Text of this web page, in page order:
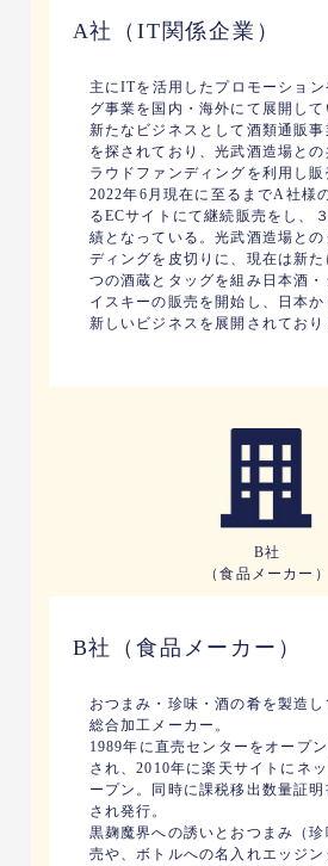
A社（IT関係企業）
主にITを活用したプロモーショ
グ事業を国内・海外にて展開して
新たなビジネスとして酒類通販
を探されており、光武酒造場と
ラウドファンディングを利用し販
2022年6月現在に至るまでA社様
るECサイトにて継続販売をし、
績となっている。光武酒造場と
ディングを皮切りに、現在は新た
つの酒蔵とタッグを組み日本酒
イスキーの販売を開始し、日本
新しいビジネスを展開されており
B社
（食品メーカー）
B社（食品メーカー）
おつまみ・珍味・酒の肴を製造
総合加工メーカー。
1989年に直売センターをオープ
され、2010年に楽天サイトにネ
ープン。同時に課税移出数量証
され発行。
黒麹魔界への誘いとおつまみ（珍
売や、ボトルへの名入れエッジン